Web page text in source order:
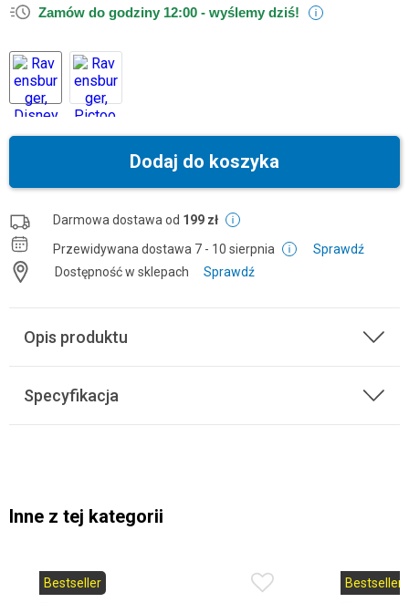
Zamów do godziny 12:00 - wyślemy dziś!
Dodaj do koszyka
Darmowa dostawa od 199 zł
Przewidywana dostawa 7 - 10 sierpnia
Sprawdź
Dostępność w sklepach
Sprawdź
Opis produktu
Specyfikacja
Inne z tej kategorii
Bestseller Bestseller